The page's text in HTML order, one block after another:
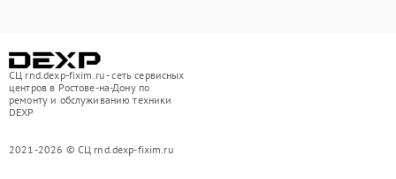
СЦ rnd.dexp-fixim.ru - сеть сервисных
центров в Ростове-на-Дону по
ремонту и обслуживанию техники
DEXP
2021-2026 © СЦ rnd.dexp-fixim.ru